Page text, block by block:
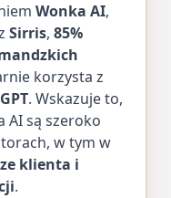
Wonka AI,
Sirris, 85%
korzysta z
. Wskazuje to,
AI są szeroko
w tym w
klienta i
.